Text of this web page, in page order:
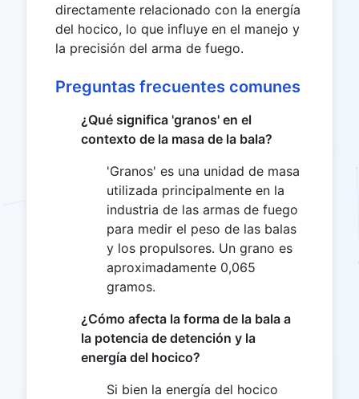
directamente relacionado con la energía
del hocico, lo que influye en el manejo y
la precisión del arma de fuego.
Preguntas frecuentes comunes
¿Qué significa 'granos' en el
contexto de la masa de la bala?
'Granos' es una unidad de masa
utilizada principalmente en la
industria de las armas de fuego
para medir el peso de las balas
y los propulsores. Un grano es
aproximadamente 0,065
gramos.
¿Cómo afecta la forma de la bala a
la potencia de detención y la
energía del hocico?
Si bien la energía del hocico